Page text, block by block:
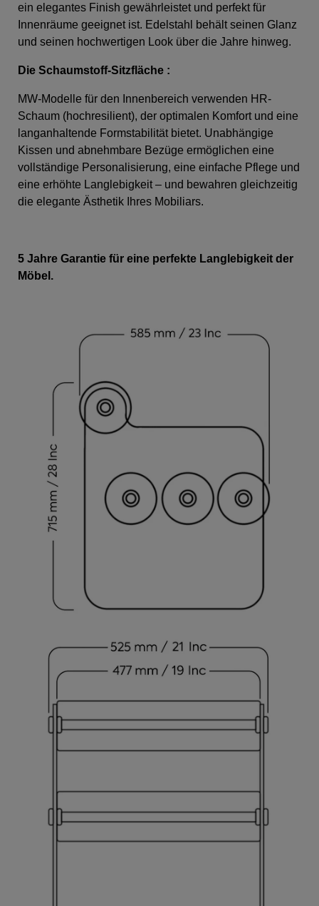
ein elegantes Finish gewährleistet und perfekt für
Innenräume geeignet ist. Edelstahl behält seinen Glanz
und seinen hochwertigen Look über die Jahre hinweg.
Die Schaumstoff-Sitzfläche :
MW-Modelle für den Innenbereich verwenden HR-
Schaum (hochresilient), der optimalen Komfort und eine
langanhaltende Formstabilität bietet. Unabhängige
Kissen und abnehmbare Bezüge ermöglichen eine
vollständige Personalisierung, eine einfache Pflege und
eine erhöhte Langlebigkeit – und bewahren gleichzeitig
die elegante Ästhetik Ihres Mobiliars.
5 Jahre Garantie für eine perfekte Langlebigkeit der
Möbel.